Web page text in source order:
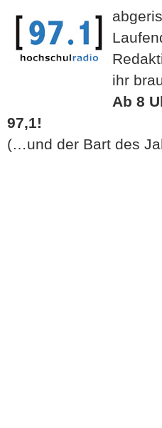
ihr
Ab 8
97,1!
(…und der Bart des